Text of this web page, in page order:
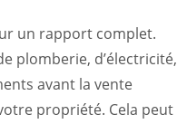
un rapport complet.
plomberie, d’électricité,
avant la vente
propriété. Cela peut